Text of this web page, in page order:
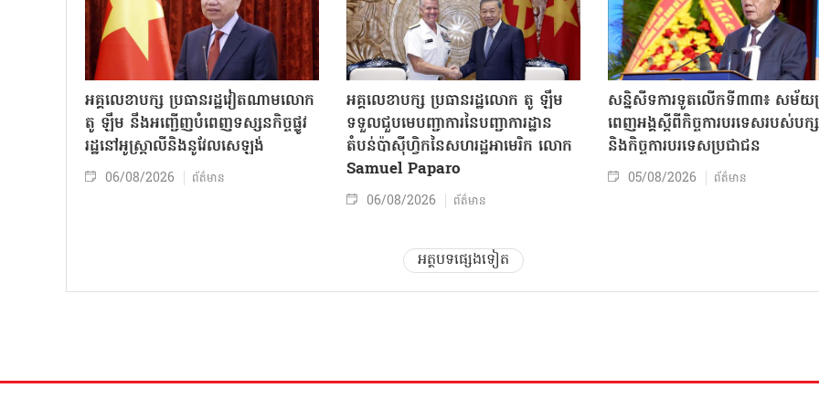
អគ្គលេខាបក្ស ប្រធានរដ្ឋវៀតណាមលោក
តូ ឡឹម នឹងអញ្ជើញបំពេញទស្សនកិច្ចផ្លូវ
រដ្ឋនៅអូស្ត្រាលីនិងនូវែលសេឡង់
06/08/2026 ព័ត៌មាន
អគ្គលេខាបក្ស ប្រធានរដ្ឋលោក តូ ឡឹម
ទទួលជួបមេបញ្ជាការនៃបញ្ជាការដ្ឋាន
តំបន់ប៉ាស៊ីហ្វិកនៃសហរដ្ឋអាមេរិក លោក
Samuel Paparo
06/08/2026 ព័ត៌មាន
សន្និសីទការទូតលើកទី៣៣៖ សម័យ
ពេញអង្គស្តីពីកិច្ច​ការបរទេសរបស់​បក្ស
និងកិច្ច​ការបរទេសប្រជាជន
05/08/2026 ព័ត៌មាន
អត្ថបទផ្សេងទៀត